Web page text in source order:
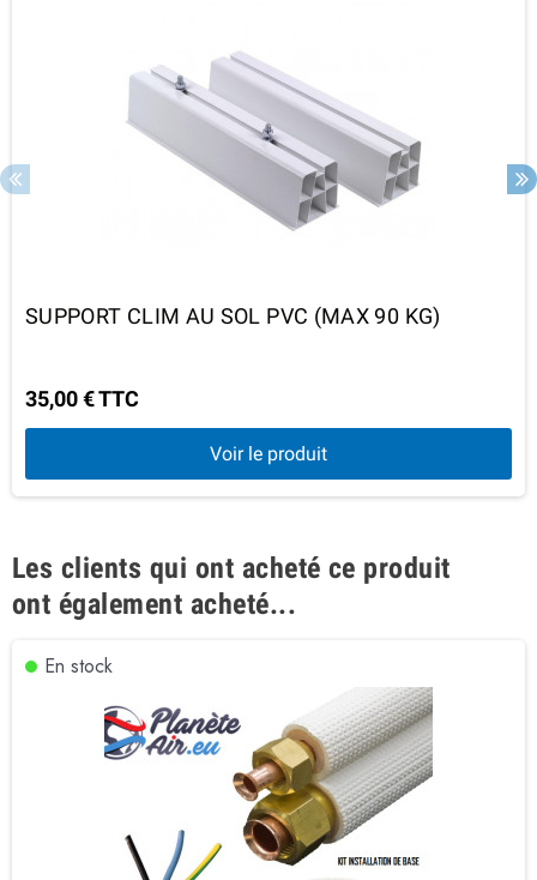
SUPPORT CLIM AU SOL PVC (MAX 90 KG)
35,00 € TTC
Voir le produit
Les clients qui ont acheté ce produit
ont également acheté...
En stock